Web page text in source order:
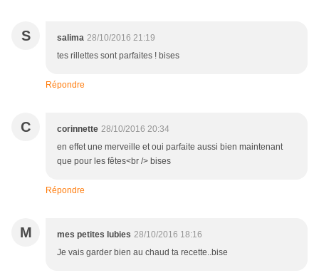
S salima 28/10/2016 21:19
tes rillettes sont parfaites ! bises
Répondre
C corinnette 28/10/2016 20:34
en effet une merveille et oui parfaite aussi bien maintenant
que pour les fêtes<br /> bises
Répondre
M mes petites lubies 28/10/2016 18:16
Je vais garder bien au chaud ta recette..bise